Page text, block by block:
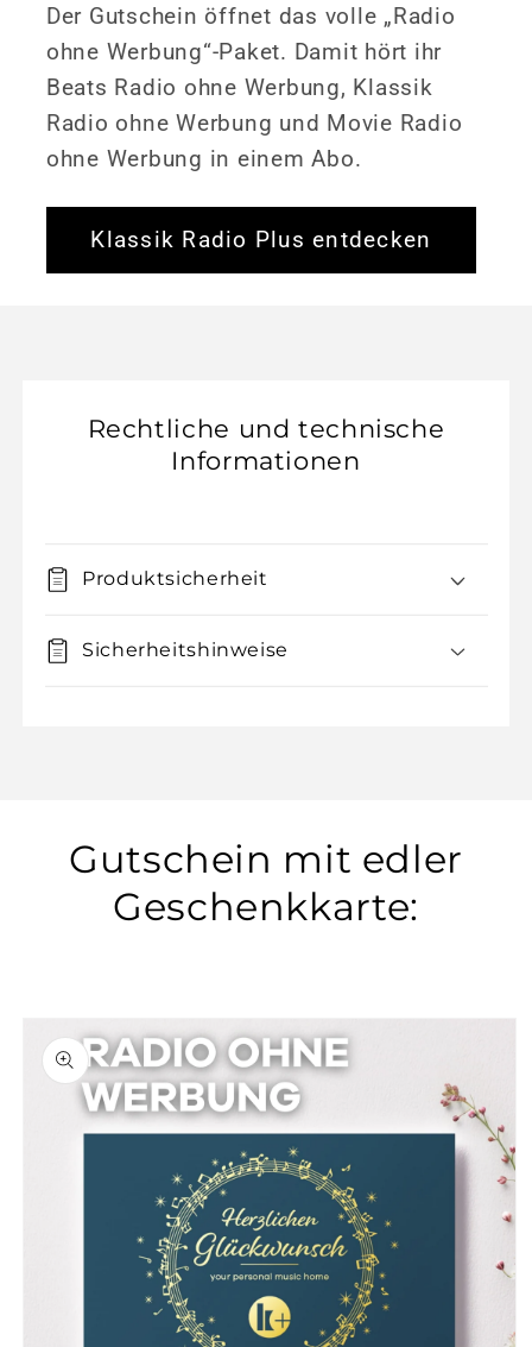
Der Gutschein öffnet das volle „Radio
ohne Werbung“-Paket. Damit hört ihr
Beats Radio ohne Werbung, Klassik
Radio ohne Werbung und Movie Radio
ohne Werbung in einem Abo.
Klassik Radio Plus entdecken
Rechtliche und technische
Informationen
Produktsicherheit
Sicherheitshinweise
Gutschein mit edler
Geschenkkarte: